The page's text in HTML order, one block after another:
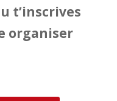
t’inscrives
organiser